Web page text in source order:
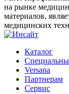
на рынке
материалов,
медицинских
Каталог
Versana
Партнерам
Сервис